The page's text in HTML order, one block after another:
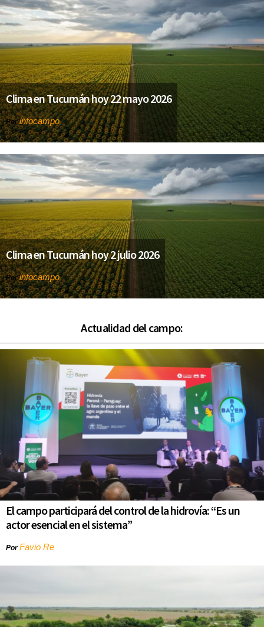
Clima en Tucumán hoy 22 mayo 2026
Porinfocampo
Clima en Tucumán hoy 2 julio 2026
Porinfocampo
Actualidad del campo:
El campo participará del control de la hidrovía: “Es un
actor esencial en el sistema”
PorFavio Re